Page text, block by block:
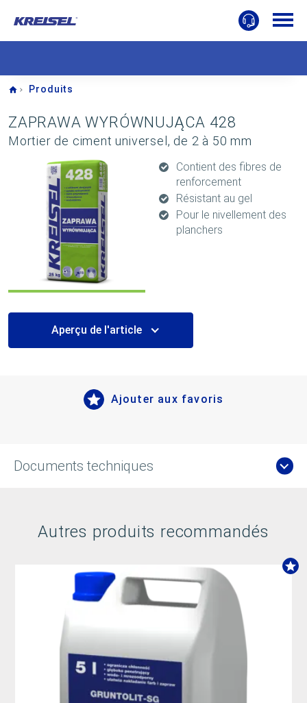
Home
Produits
ZAPRAWA WYRÓWNUJĄCA 428
Mortier de ciment universel, de 2 à 50 mm
Contient des fibres de
renforcement
Résistant au gel
Pour le nivellement des
planchers
Aperçu de l'article
Ajouter aux favoris
Documents techniques
Autres produits recommandés